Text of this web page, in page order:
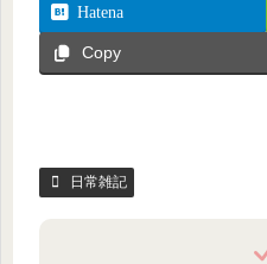
Hatena
Copy
日常雑記